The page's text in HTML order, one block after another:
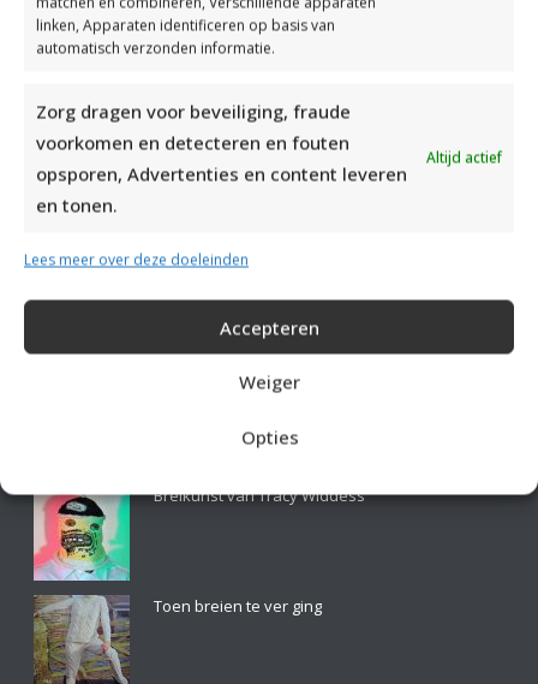
linken, Apparaten identificeren op basis van
automatisch verzonden informatie.
Zorg dragen voor beveiliging, fraude
voorkomen en detecteren en fouten
opsporen, Advertenties en content leveren
en tonen.
Altijd actief
Lees meer over deze doeleinden
Accepteren
Weiger
Opties
Breikunst van Tracy Widdess
Toen breien te ver ging